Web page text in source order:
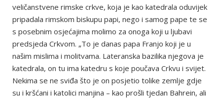
veličanstvene rimske crkve, koja je kao katedrala oduvijek
pripadala rimskom biskupu papi, nego i samog pape te se
s posebnim osjećajima molimo za onoga koji u ljubavi
predsjeda Crkvom. „To je danas papa Franjo koji je u
našim mislima i molitvama. Lateranska bazilika njegova je
katedrala, on tu ima katedru s koje poučava Crkvu i svijet.
Nekima se ne sviđa što je on posjetio tolike zemlje gdje
su i kršćani i katolici manjina – kao prošli tjedan Bahrein, ali